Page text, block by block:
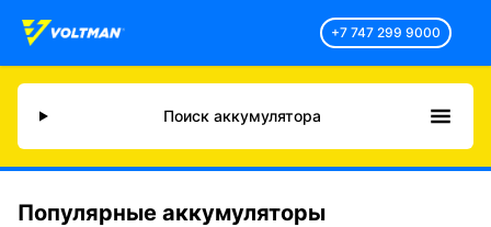
+7 747 299 9000
Поиск аккумулятора
Популярные аккумуляторы